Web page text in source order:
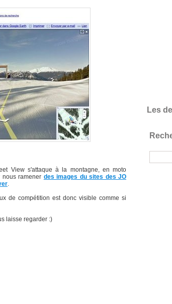
View s'attaque à la montagne, en moto
nous ramener des images du sites des JO
.
de compétition est donc visible comme si
laisse regarder :)
Les